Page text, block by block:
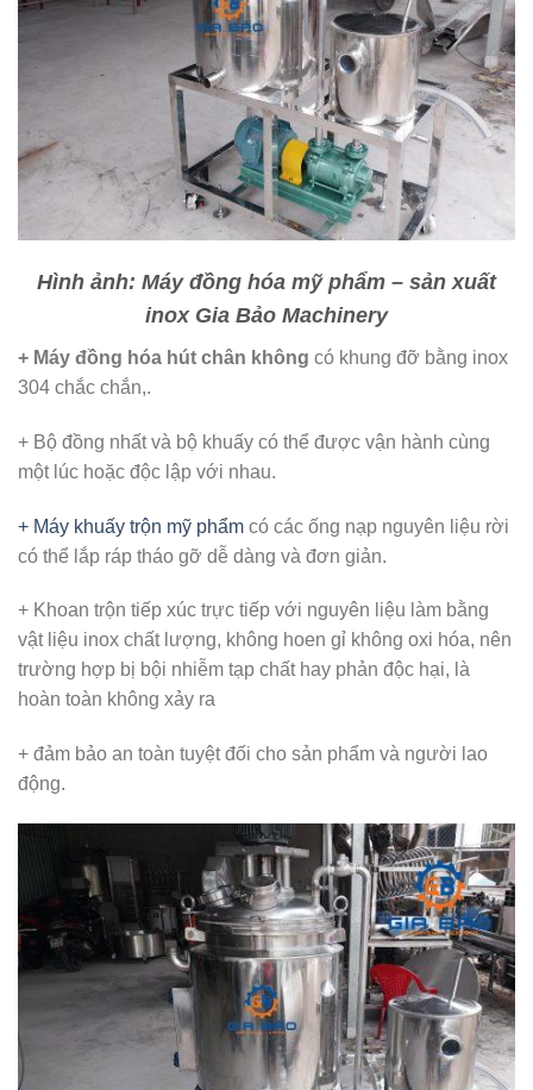
Hình ảnh: Máy đồng hóa mỹ phẩm – sản xuất
inox Gia Bảo Machinery
+ Máy đồng hóa hút chân không có khung đỡ bằng inox
304 chắc chắn,.
+ Bộ đồng nhất và bộ khuấy có thể được vận hành cùng
một lúc hoặc độc lập với nhau.
+ Máy khuấy trộn mỹ phẩm có các ống nạp nguyên liệu rời
có thể lắp ráp tháo gỡ dễ dàng và đơn giản.
+ Khoan trộn tiếp xúc trực tiếp với nguyên liệu làm bằng
vật liệu inox chất lượng, không hoen gỉ không oxi hóa, nên
trường hợp bị bội nhiễm tạp chất hay phản độc hại, là
hoàn toàn không xảy ra
+ đảm bảo an toàn tuyệt đối cho sản phẩm và người lao
động.